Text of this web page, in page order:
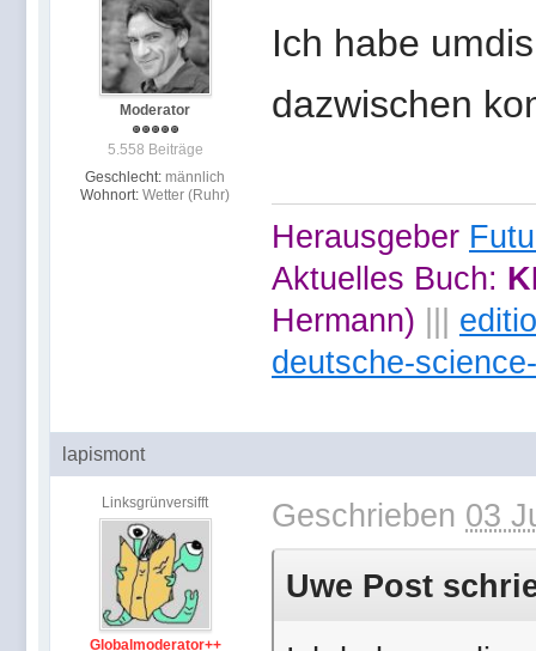
Moderator
5.558 Beiträge
Geschlecht: männlich
Wohnort: Wetter (Ruhr)
Ich habe
dazwischen
Herausgeber
Aktuelles Buch:
Hermann)
deutsche-
lapismont
Linksgrünversifft
Globalmoderator++
Geschrieben 03
Uwe Post